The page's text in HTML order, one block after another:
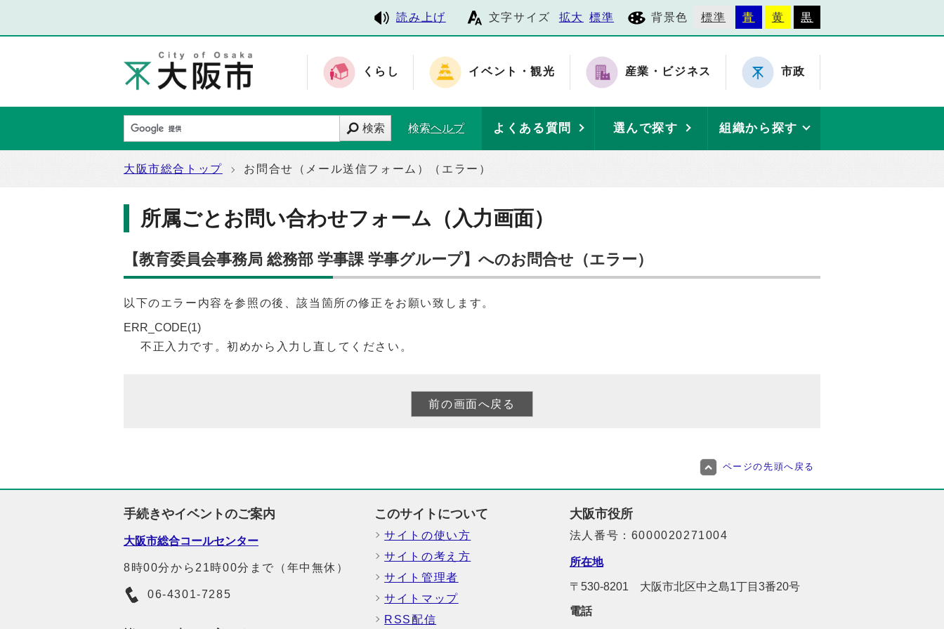
読み上げ 文字サイズ 拡大 標準 背景色 標準 青 黄 黒
くらし イベント・観光 産業・ビジネス 市政
検索 検索ヘルプ よくある質問 選んで探す 組織から探す
大阪市総合トップ お問合せ（メール送信フォーム）（エラー）
所属ごとお問い合わせフォーム（入力画面）
【教育委員会事務局 総務部 学事課 学事グループ】へのお問合せ（エラー）
以下のエラー内容を参照の後、該当箇所の修正をお願い致します。
ERR_CODE(1)
不正入力です。初めから入力し直してください。
ページの先頭へ戻る
手続きやイベントのご案内
大阪市総合コールセンター
8時00分から21時00分まで（年中無休）
06-4301-7285
このサイトについて
サイトの使い方
サイトの考え方
サイト管理者
サイトマップ
RSS配信
大阪市役所
法人番号：6000020271004
所在地
〒530-8201 大阪市北区中之島1丁目3番20号
電話